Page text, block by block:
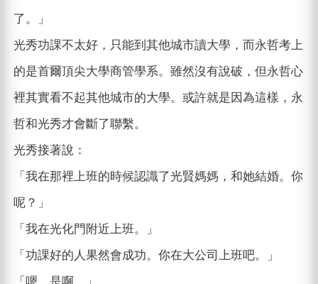
了。」
光秀功課不太好，只能到其他城市讀大學，而永哲考上
的是首爾頂尖大學商管學系。雖然沒有說破，但永哲心
裡其實看不起其他城市的大學。或許就是因為這樣，永
哲和光秀才會斷了聯繫。
光秀接著說：
「我在那裡上班的時候認識了光賢媽媽，和她結婚。你
呢？」
「我在光化門附近上班。」
「功課好的人果然會成功。你在大公司上班吧。」